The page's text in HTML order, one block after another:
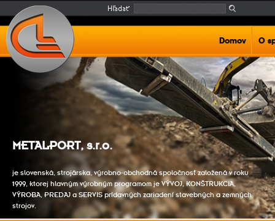
O
Domov
METALPORT, s.r.o.
je slovenská, strojárska, výrobno-obchodná spoločnosť založená v roku
1999, ktorej hlavným výrobným programom je VÝVOJ, KONŠTRUKCIA,
VÝROBA, PREDAJ a SERVIS prídavných zariadení stavebných a zemných
strojov.